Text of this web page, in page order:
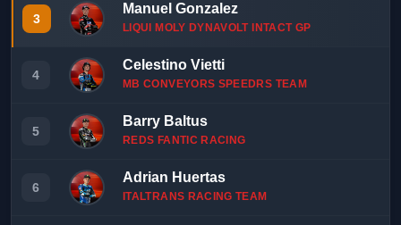
3
Manuel Gonzalez
LIQUI MOLY DYNAVOLT INTACT GP
4
Celestino Vietti
MB CONVEYORS SPEEDRS TEAM
5
Barry Baltus
REDS FANTIC RACING
6
Adrian Huertas
ITALTRANS RACING TEAM